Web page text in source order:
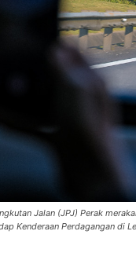
Jalan (JPJ) Perak
Kenderaan Perdagangan di